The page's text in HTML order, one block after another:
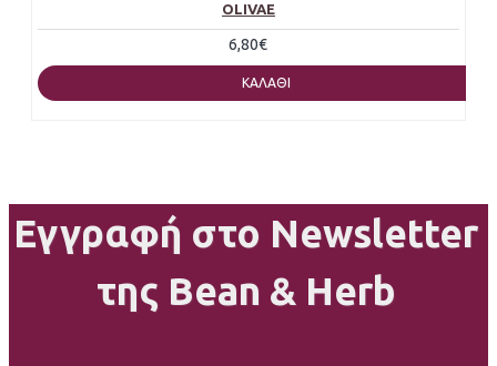
OLIVAE
6,80€
ΚΑΛΆΘΙ
Εγγραφή στο Newsletter
της Bean & Herb